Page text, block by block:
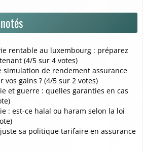
rentable au luxembourg : préparez
(4/5 sur 4 votes)
simulation de rendement assurance
gains ? (4/5 sur 2 votes)
et guerre : quelles garanties en cas
: est-ce halal ou haram selon la loi
sa politique tarifaire en assurance